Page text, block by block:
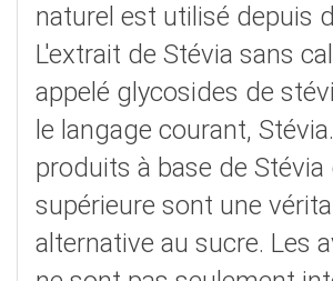
naturel est utilisé depuis
L'extrait de Stévia sans
appelé glycosides de
le langage courant,
produits à base de Stévia
supérieure sont une
alternative au sucre. Les